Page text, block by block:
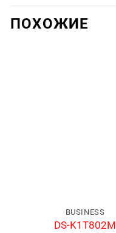
ПОХОЖИЕ
BUSINESS
DS-K1T802M